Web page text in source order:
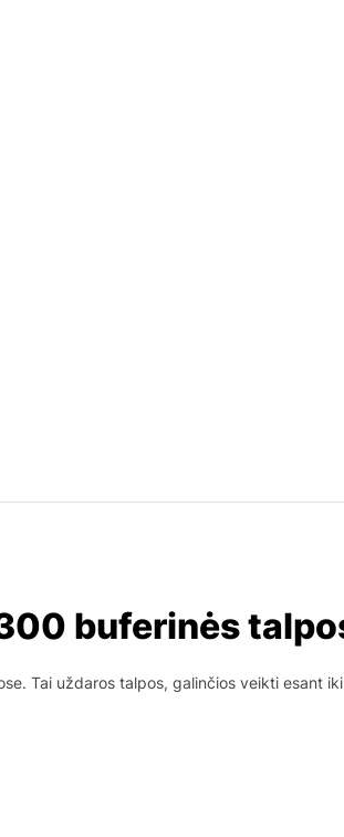
buferinės
Tai uždaros talpos, galinčios veikti esant